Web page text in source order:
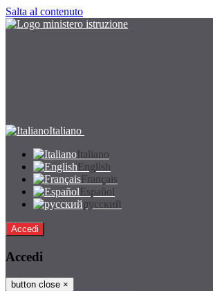
Salta al contenuto
Italiano
Italiano
English
Français
Español
русский
Accedi
Accedi
button close ×